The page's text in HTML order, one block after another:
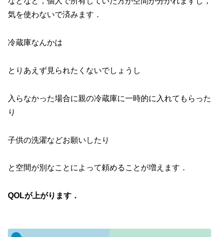
気を使わないで済みます．
冷蔵庫なんかは
とりあえず見られたくないでしょうし
入らなかった場合に親の冷蔵庫に一時的に入れてもらった
り
子供の洗濯などお願いしたり
と空間が別なことによって頼めることが増えます．
QOLが上がります．